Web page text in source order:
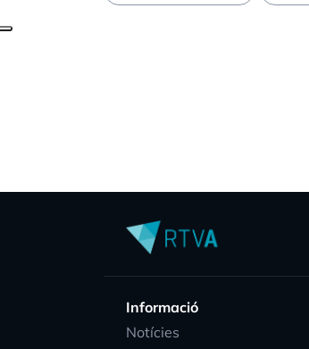
Informació
Notícies